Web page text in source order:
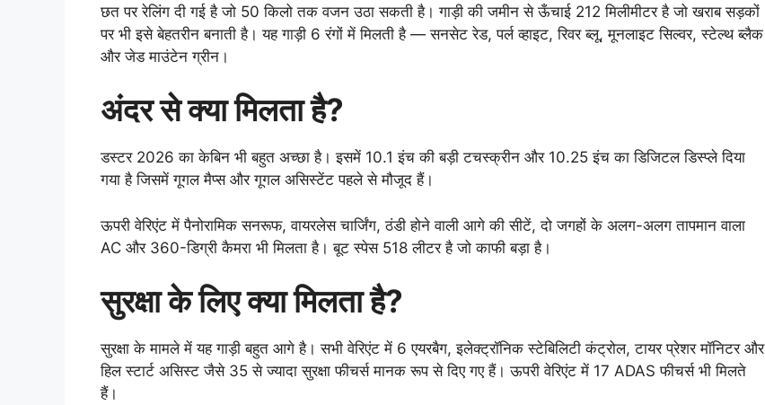
छत पर रेलिंग दी गई है जो 50 किलो तक वजन उठा सकती है। गाड़ी की जमीन से ऊँचाई 212 मिलीमीटर है जो खराब सड़कों
पर भी इसे बेहतरीन बनाती है। यह गाड़ी 6 रंगों में मिलती है — सनसेट रेड, पर्ल व्हाइट, रिवर ब्लू, मूनलाइट सिल्वर, स्टेल्थ ब्लैक
और जेड माउंटेन ग्रीन।
अंदर से क्या मिलता है?
डस्टर 2026 का केबिन भी बहुत अच्छा है। इसमें 10.1 इंच की बड़ी टचस्क्रीन और 10.25 इंच का डिजिटल डिस्प्ले दिया
गया है जिसमें गूगल मैप्स और गूगल असिस्टेंट पहले से मौजूद हैं।
ऊपरी वेरिएंट में पैनोरामिक सनरूफ, वायरलेस चार्जिंग, ठंडी होने वाली आगे की सीटें, दो जगहों के अलग-अलग तापमान वाला
AC और 360-डिग्री कैमरा भी मिलता है। बूट स्पेस 518 लीटर है जो काफी बड़ा है।
सुरक्षा के लिए क्या मिलता है?
सुरक्षा के मामले में यह गाड़ी बहुत आगे है। सभी वेरिएंट में 6 एयरबैग, इलेक्ट्रॉनिक स्टेबिलिटी कंट्रोल, टायर प्रेशर मॉनिटर और
हिल स्टार्ट असिस्ट जैसे 35 से ज्यादा सुरक्षा फीचर्स मानक रूप से दिए गए हैं। ऊपरी वेरिएंट में 17 ADAS फीचर्स भी मिलते
हैं।